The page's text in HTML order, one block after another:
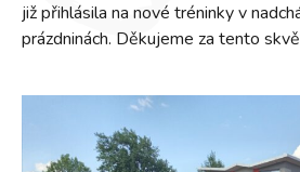
již přihlásila na nové tréninky v
prázdninách. Děkujeme za tento